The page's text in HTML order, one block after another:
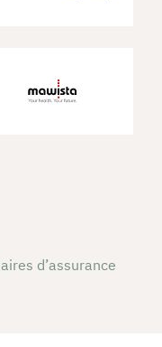
d’assurance